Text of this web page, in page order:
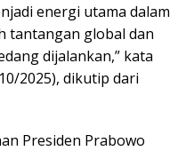
energi utama dalam
tantangan global dan
dijalankan,” kata
2025), dikutip dari
Presiden Prabowo